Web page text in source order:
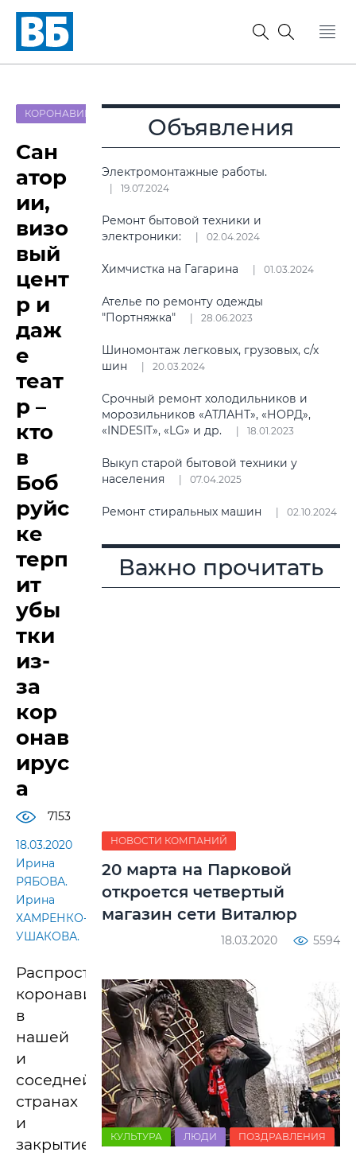
КОРОНАВИРУС
Сан
атор
ии,
визо
вый
цент
р и
даж
е
теат
р –
кто
в
Боб
руйс
ке
терп
ит
убы
тки
из-
за
кор
онав
ирус
а
7153
18.03.2020
Ирина
РЯБОВА.
Ирина
ХАМРЕНКО-
УШАКОВА.
Распространение
коронавируса
в
нашей
и
соседней
странах
и
закрытие
Объявления
Электромонтажные работы.
19.07.2024
Ремонт бытовой техники и
электроники:
02.04.2024
Химчистка на Гагарина 01.03.2024
Ателье по ремонту одежды
"Портняжка"
28.06.2023
Шиномонтаж легковых, грузовых, с/х
шин
20.03.2024
Срочный ремонт холодильников и
морозильников «АТЛАНТ», «НОРД»,
«INDESIT», «LG» и др.
18.01.2023
Выкуп старой бытовой техники у
населения
07.04.2025
Ремонт стиральных машин 02.10.2024
Важно прочитать
НОВОСТИ КОМПАНИЙ
20 марта на Парковой
откроется четвертый
магазин сети Виталюр
18.03.2020 5594
КУЛЬТУРА ЛЮДИ ПОЗДРАВЛЕНИЯ